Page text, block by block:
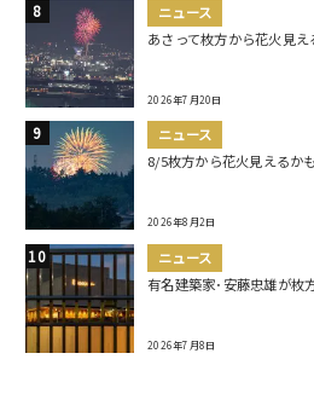
ニュース
あさって枚方から花火見え
2026年7月20日
ニュース
8/5枚方から花火見えるかも
2026年8月2日
ニュース
有名建築家･安藤忠雄が枚
2026年7月8日